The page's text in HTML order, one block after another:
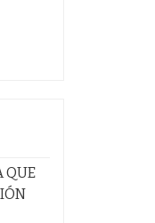
QUE